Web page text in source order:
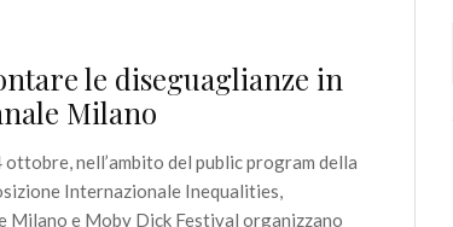
le diseguaglianze in
Milano
ottobre, nell’ambito del public program della
Internazionale Inequalities,
Milano e Moby Dick Festival organizzano